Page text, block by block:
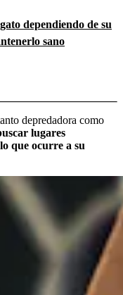
dependiendo de su
sano
depredadora como
lugares
que ocurre a su